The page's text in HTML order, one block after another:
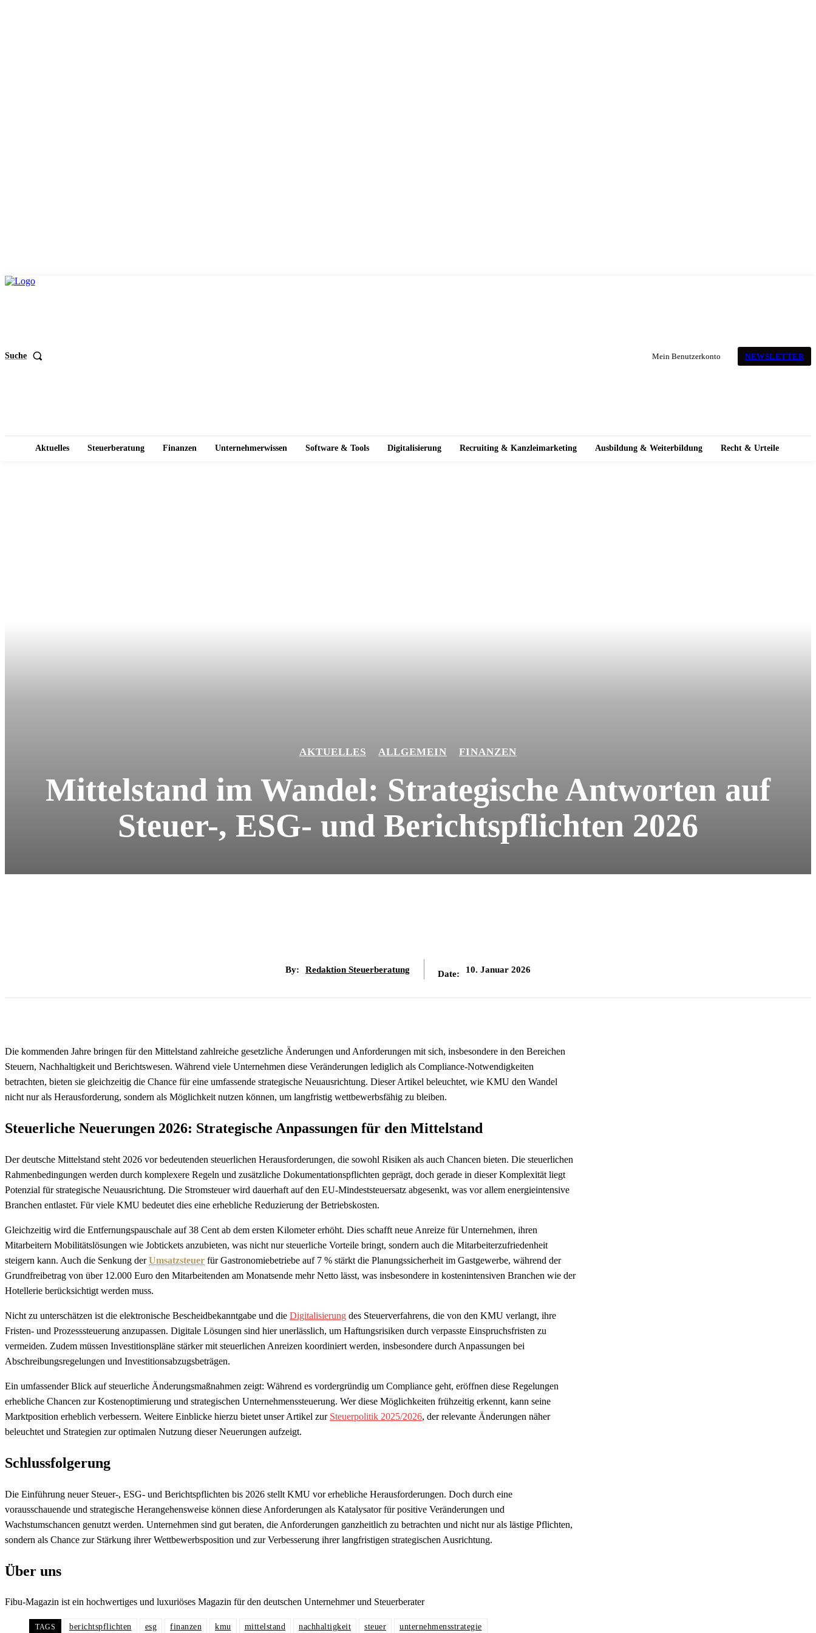
Suche Mein Benutzerkonto NEWSLETTER
Aktuelles Steuerberatung Finanzen Unternehmerwissen Software & Tools Digitalisierung Recruiting & Kanzleimarketing Ausbildung & Weiterbildung Recht & Urteile
AKTUELLES ALLGEMEIN FINANZEN
Mittelstand im Wandel: Strategische Antworten auf
Steuer-, ESG- und Berichtspflichten 2026
By: Redaktion Steuerberatung Date: 10. Januar 2026
Die kommenden Jahre bringen für den Mittelstand zahlreiche gesetzliche Änderungen und Anforderungen mit sich, insbesondere in den Bereichen
Steuern, Nachhaltigkeit und Berichtswesen. Während viele Unternehmen diese Veränderungen lediglich als Compliance-Notwendigkeiten
betrachten, bieten sie gleichzeitig die Chance für eine umfassende strategische Neuausrichtung. Dieser Artikel beleuchtet, wie KMU den Wandel
nicht nur als Herausforderung, sondern als Möglichkeit nutzen können, um langfristig wettbewerbsfähig zu bleiben.
Steuerliche Neuerungen 2026: Strategische Anpassungen für den Mittelstand
Der deutsche Mittelstand steht 2026 vor bedeutenden steuerlichen Herausforderungen, die sowohl Risiken als auch Chancen bieten. Die steuerlichen
Rahmenbedingungen werden durch komplexere Regeln und zusätzliche Dokumentationspflichten geprägt, doch gerade in dieser Komplexität liegt
Potenzial für strategische Neuausrichtung. Die Stromsteuer wird dauerhaft auf den EU-Mindeststeuersatz abgesenkt, was vor allem energieintensive
Branchen entlastet. Für viele KMU bedeutet dies eine erhebliche Reduzierung der Betriebskosten.
Gleichzeitig wird die Entfernungspauschale auf 38 Cent ab dem ersten Kilometer erhöht. Dies schafft neue Anreize für Unternehmen, ihren
Mitarbeitern Mobilitätslösungen wie Jobtickets anzubieten, was nicht nur steuerliche Vorteile bringt, sondern auch die Mitarbeiterzufriedenheit
steigern kann. Auch die Senkung derUmsatzsteuer für Gastronomiebetriebe auf 7 % stärkt die Planungssicherheit im Gastgewerbe, während der
Grundfreibetrag von über 12.000 Euro den Mitarbeitenden am Monatsende mehr Netto lässt, was insbesondere in kostenintensiven Branchen wie der
Hotellerie berücksichtigt werden muss.
Nicht zu unterschätzen ist die elektronische Bescheidbekanntgabe und die Digitalisierung des Steuerverfahrens, die von den KMU verlangt, ihre
Fristen- und Prozesssteuerung anzupassen. Digitale Lösungen sind hier unerlässlich, um Haftungsrisiken durch verpasste Einspruchsfristen zu
vermeiden. Zudem müssen Investitionspläne stärker mit steuerlichen Anreizen koordiniert werden, insbesondere durch Anpassungen bei
Abschreibungsregelungen und Investitionsabzugsbeträgen.
Ein umfassender Blick auf steuerliche Änderungsmaßnahmen zeigt: Während es vordergründig um Compliance geht, eröffnen diese Regelungen
erhebliche Chancen zur Kostenoptimierung und strategischen Unternehmenssteuerung. Wer diese Möglichkeiten frühzeitig erkennt, kann seine
Marktposition erheblich verbessern. Weitere Einblicke hierzu bietet unser Artikel zur Steuerpolitik 2025/2026, der relevante Änderungen näher
beleuchtet und Strategien zur optimalen Nutzung dieser Neuerungen aufzeigt.
Schlussfolgerung
Die Einführung neuer Steuer-, ESG- und Berichtspflichten bis 2026 stellt KMU vor erhebliche Herausforderungen. Doch durch eine
vorausschauende und strategische Herangehensweise können diese Anforderungen als Katalysator für positive Veränderungen und
Wachstumschancen genutzt werden. Unternehmen sind gut beraten, die Anforderungen ganzheitlich zu betrachten und nicht nur als lästige Pflichten,
sondern als Chance zur Stärkung ihrer Wettbewerbsposition und zur Verbesserung ihrer langfristigen strategischen Ausrichtung.
Über uns
Fibu-Magazin ist ein hochwertiges und luxuriöses Magazin für den deutschen Unternehmer und Steuerberater
TAGS berichtspflichten esg finanzen kmu mittelstand nachhaltigkeit steuer unternehmensstrategie